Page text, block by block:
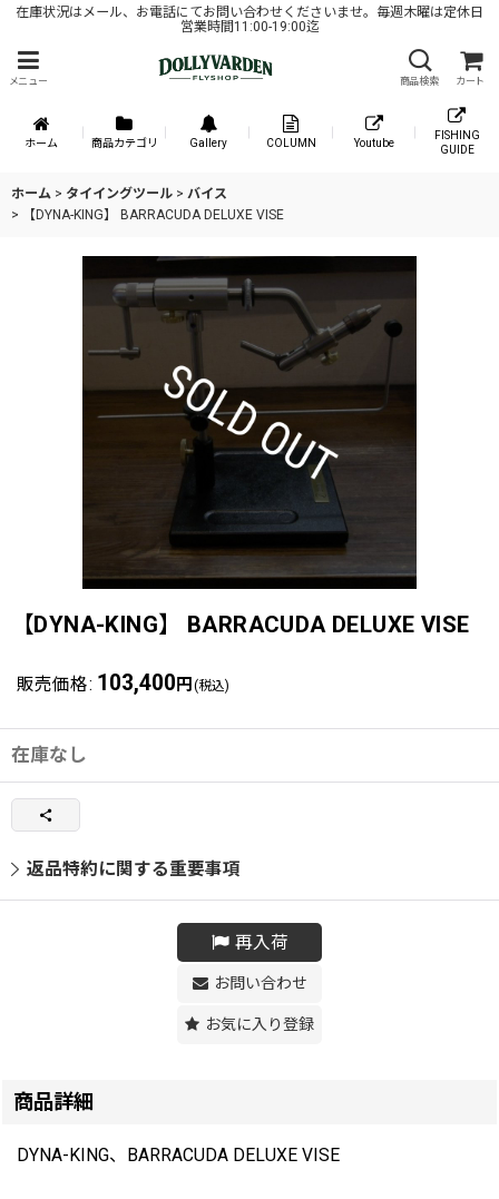
在庫状況はメール、お電話にてお問い合わせくださいませ。毎週木曜は定休日
営業時間11:00-19:00迄
メニュー 商品検索 カート
ホーム 商品カテゴリ Gallery COLUMN Youtube
FISHING
GUIDE
ホーム > タイイングツール > バイス
>
【DYNA-KING】 BARRACUDA DELUXE VISE
【DYNA-KING】 BARRACUDA DELUXE VISE
販売価格: 103,400 円 (税込)
在庫なし
返品特約に関する重要事項
再入荷
お問い合わせ
お気に入り登録
商品詳細
DYNA-KING、BARRACUDA DELUXE VISE